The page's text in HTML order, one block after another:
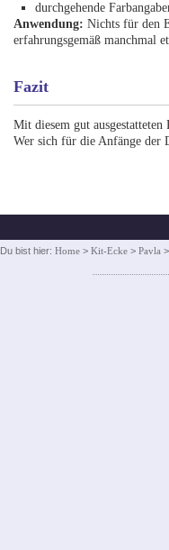
durchgehende
Anwendung:Nichts für den
erfahrungsgemäß manchmal
Fazit
Mit diesem gut
Wer sich für die Anfänge der
Du bist hier: Home > Kit-Ecke > Pavla >